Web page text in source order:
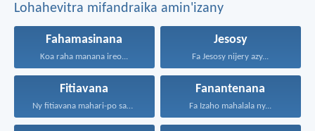
Lohahevitra mifandraika amin'izany
Fahamasinana
Koa raha manana ireo...
Jesosy
Fa Jesosy nijery azy...
Fitiavana
Ny fitiavana mahari-po sady...
Fanantenana
Fa Izaho mahalala ny...